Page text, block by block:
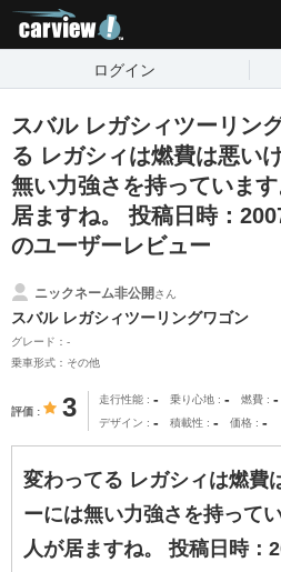
ログイン
スバル レガシィツーリン
る レガシィは燃費は悪い
無い力強さを持っていま
居ますね。 投稿日時：
のユーザーレビュー
ニックネーム非公開さん
スバル レガシィツーリングワゴン
グレード：-
乗車形式：その他
評価 3 走行性能 - 乗り心地 - 燃費 -
デザイン - 積載性 - 価格 -
変わってる レガシィは燃費
ーには無い力強さを持って
人が居ますね。 投稿日時：